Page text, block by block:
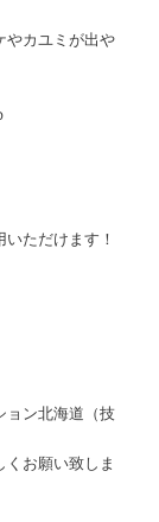
やカユミが出や
いただけます！
ョン北海道（技
お願い致しま